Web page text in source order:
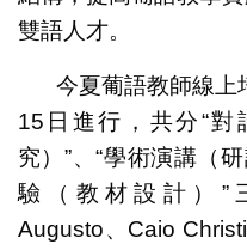
雙語人才。
今夏葡語教師線上
15日進行，共分“
究）”、“學術演講（
驗（教材設計）”
Augusto、Caio